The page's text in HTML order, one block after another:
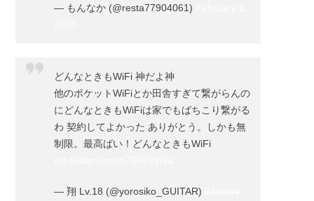
— もんなか (@resta77904061)
どんなときもWiFi 神だよ神
他のポケットWiFiとか田舎すぎて繋がらんの
にどんなときもWiFiは家でもばちこり繋がる
わ 契約してよかった ありがとう。しかも無
制限。最高ばい！どんなときもWiFi
— 翔 Lv.18 (@yorosiko_GUITAR)